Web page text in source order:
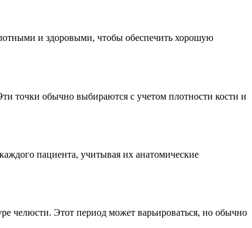
и здоровыми, чтобы обеспечить хорошую
точки обычно выбираются с учетом плотности кости и
пациента, учитывая их анатомические
челюсти. Этот период может варьироваться, но обычно